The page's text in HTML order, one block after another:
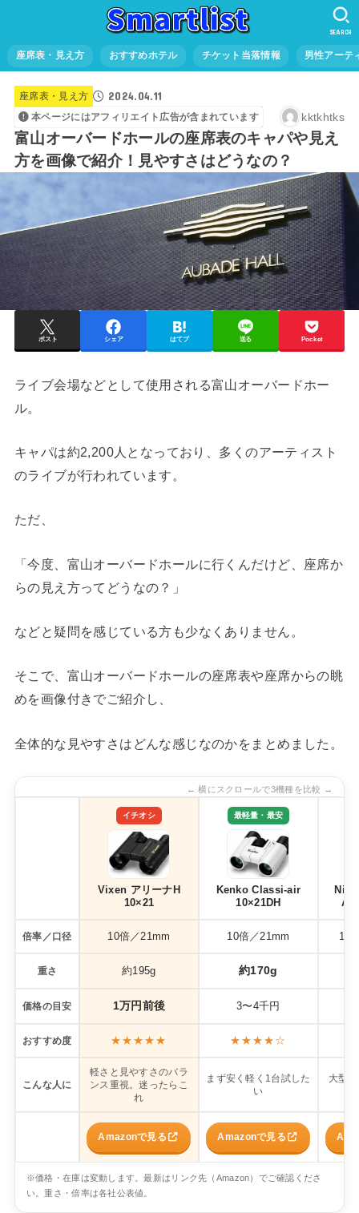
座席表・見え方 おすすめホテル チケット当落情報 男性アーテ
SEARCH
座席表・見え方 2024.04.11
本ページにはアフィリエイト広告が含まれています kktkhtks
富山オーバードホールの座席表のキャパや見え
方を画像で紹介！見やすさはどうなの？
ポスト シェア はてブ 送る Pocket
ライブ会場などとして使用される富山オーバードホー
ル。
キャパは約2,200人となっており、多くのアーティスト
のライブが行われています。
ただ、
「今度、富山オーバードホールに行くんだけど、座席か
らの見え方ってどうなの？」
などと疑問を感じている方も少なくありません。
そこで、富山オーバードホールの座席表や座席からの眺
めを画像付きでご紹介し、
全体的な見やすさはどんな感じなのかをまとめました。
← 横にスクロールで3機種を比較 →
イチオシ
Vixen アリーナH
10×21
最軽量・最安
Kenko Classi-air
10×21DH
倍率／口径 10倍／21mm 10倍／21mm 10-
重さ 約195g 約170g
価格の目安 1万円前後 3〜4千円
おすすめ度 ★★★★★ ★★★★☆
こんな人に
軽さと見やすさのバラ
ンス重視。迷ったらこ
れ
まず安く軽く1台試した
い
大型
Amazonで見る Amazonで見る
※価格・在庫は変動します。最新はリンク先（Amazon）でご確認くださ
い。重さ・倍率は各社公表値。